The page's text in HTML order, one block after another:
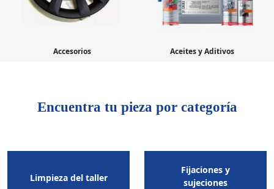
Accesorios Aceites y Aditivos
Encuentra tu pieza por categoría
Limpieza del taller
Fijaciones y
sujeciones